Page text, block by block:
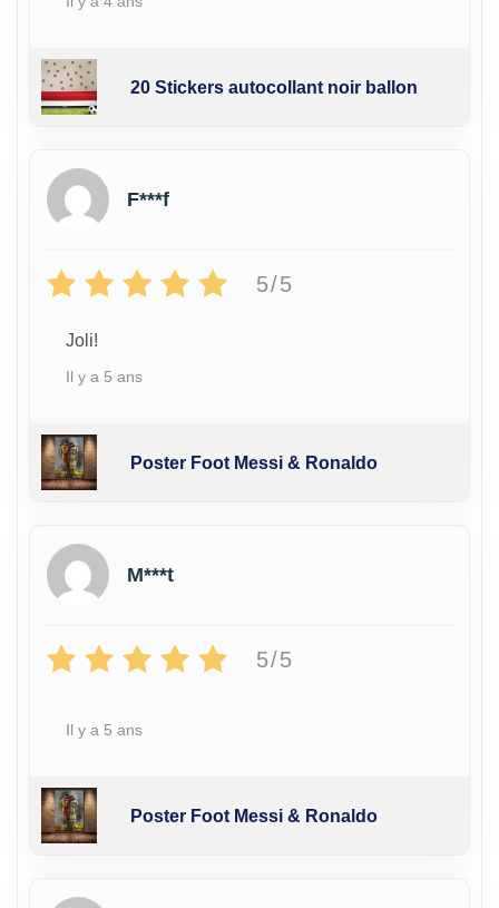
20 Stickers autocollant noir ballon
F***f
5/5
Joli!
Il y a 5 ans
Poster Foot Messi & Ronaldo
M***t
5/5
Il y a 5 ans
Poster Foot Messi & Ronaldo